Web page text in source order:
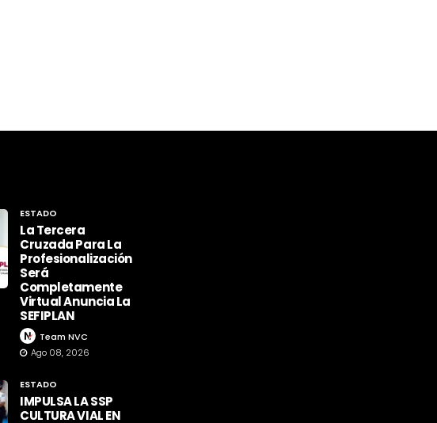
ESTADO
La Tercera
Cruzada Para La
Profesionalización
Será
Completamente
Virtual Anuncia La
SEFIPLAN
Team NVC
Ago 08, 2026
ESTADO
IMPULSA LA SSP
CULTURA VIAL EN